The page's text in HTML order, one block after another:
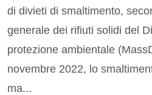
di divieti di smaltimento,
generale dei rifiuti solidi del
protezione ambientale
novembre 2022, lo
ma...